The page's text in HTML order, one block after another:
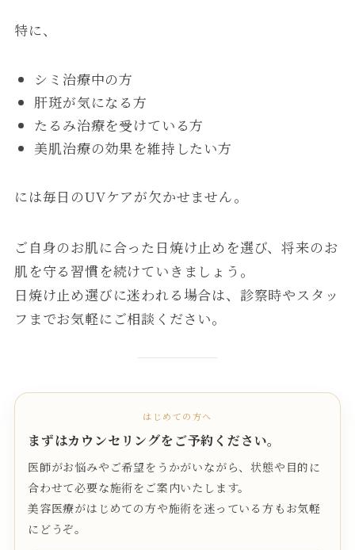
特に、
シミ治療中の方
肝斑が気になる方
たるみ治療を受けている方
美肌治療の効果を維持したい方
には毎日のUVケアが欠かせません。
ご自身のお肌に合った日焼け止めを選び、将来のお
肌を守る習慣を続けていきましょう。
日焼け止め選びに迷われる場合は、診察時やスタッ
フまでお気軽にご相談ください。
はじめての方へ
まずはカウンセリングをご予約ください。
医師がお悩みやご希望をうかがいながら、状態や目的に
合わせて必要な施術をご案内いたします。
美容医療がはじめての方や施術を迷っている方もお気軽
にどうぞ。